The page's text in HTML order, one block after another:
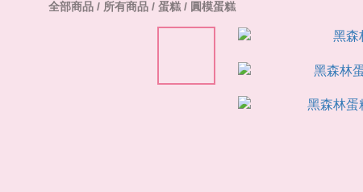
全部商品 / 所有商品 / 蛋糕 / 圓模蛋糕